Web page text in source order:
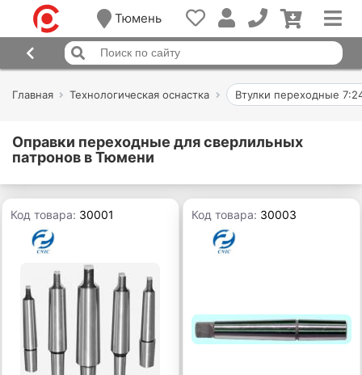
Тюмень
Главная Технологическая оснастка Втулки переходные
Оправки переходные для сверлильных
патронов в Тюмени
Код товара: 30001 Код товара: 30003